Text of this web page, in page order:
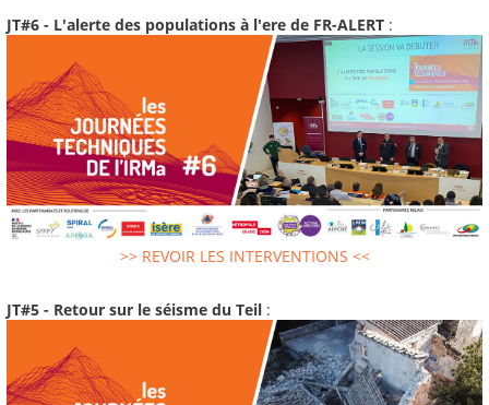
JT#6 - L'alerte des populations à l'ere de FR-ALERT :
>> REVOIR LES INTERVENTIONS <<
JT#5 - Retour sur le séisme du Teil :